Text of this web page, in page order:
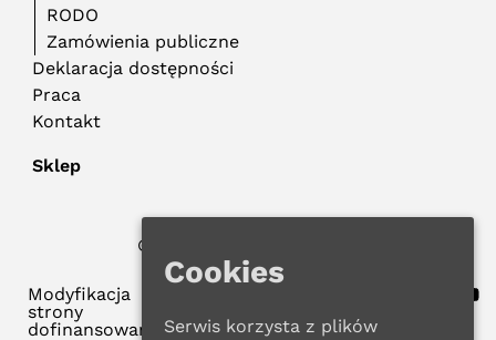
RODO
Zamówienia publiczne
Deklaracja dostępności
Praca
Kontakt
Sklep
© 2024 WMBP w Gdańsku
Polityka Prywatności
Modyfikacja
strony
dofinansowana
Cookies
Serwis korzysta z plików